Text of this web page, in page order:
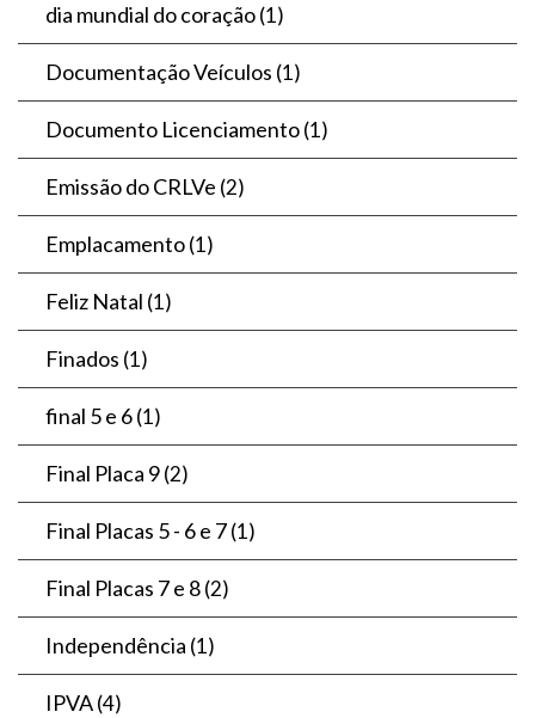
dia mundial do coração(1)
Documentação Veículos (1)
Documento Licenciamento(1)
Emissão do CRLVe (2)
Emplacamento(1)
Feliz Natal (1)
Finados (1)
final 5 e 6(1)
Final Placa 9(2)
Final Placas 5 - 6 e 7(1)
Final Placas 7 e 8(2)
Independência (1)
IPVA(4)